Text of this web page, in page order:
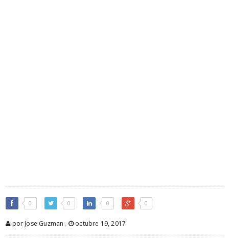
0 0 0 0
por Jose Guzman , octubre 19, 2017